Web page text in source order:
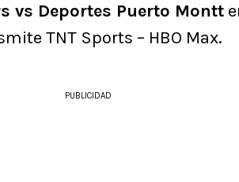
vs Deportes Puerto Montt
TNT Sports – HBO Max.
PUBLICIDAD